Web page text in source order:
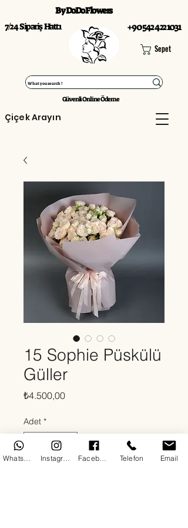
7/24 Sipariş Hattı +90 542 422 1031
By DoDo Flowers
Sepet
Çiçek Arayın
Güvenli Online Ödeme
15 Sophie Püskülü
Güller
₺4.500,00Fiyat
Adet *
Telefon Email